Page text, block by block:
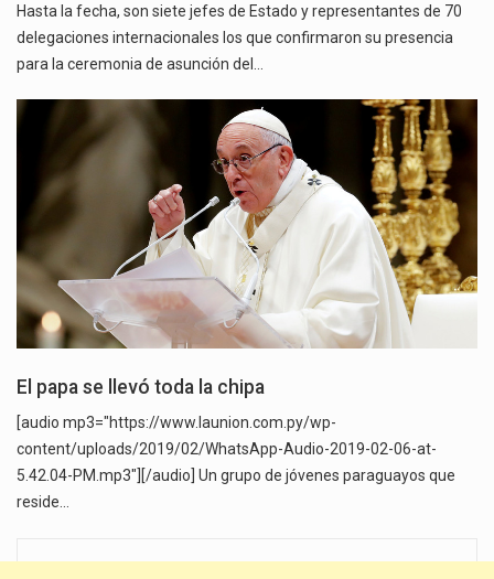
Hasta la fecha, son siete jefes de Estado y representantes de 70
delegaciones internacionales los que confirmaron su presencia
para la ceremonia de asunción del…
El papa se llevó toda la chipa
[audio mp3="https://www.launion.com.py/wp-
content/uploads/2019/02/WhatsApp-Audio-2019-02-06-at-
5.42.04-PM.mp3"][/audio] Un grupo de jóvenes paraguayos que
reside…